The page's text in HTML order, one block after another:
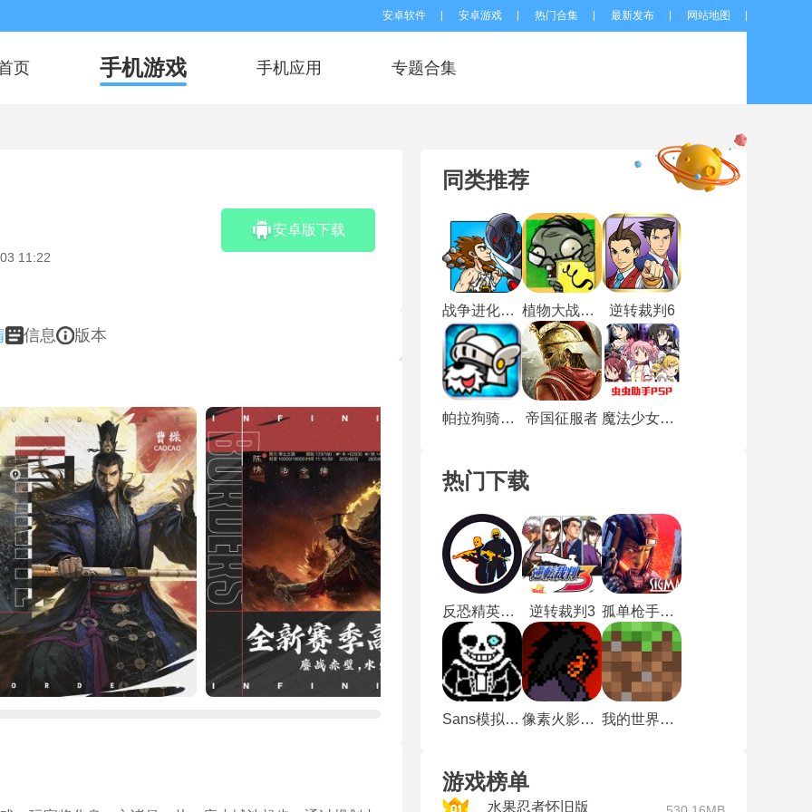
安卓软件 安卓游戏 热门合集 最新发布 网站地图
页 手机游戏 手机应用 专题合集
11:22
安卓版下载
信息 版本
同类推荐
战争进化史2黑客模式 植物大战僵尸XI版 逆转裁判6
帕拉狗骑士中文版 帝国征服者 魔法少女小圆
热门下载
反恐精英起源2.0 逆转裁判3 孤单枪手2中文版
Sans模拟器中文版 像素火影单机版 我的世界国际版1.20版
游戏榜单
水果忍者怀旧版